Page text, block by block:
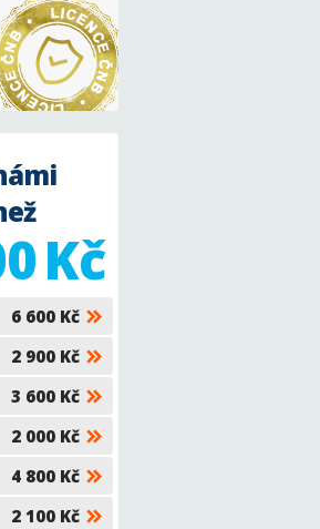
Kč
6 600 Kč
2 900 Kč
3 600 Kč
2 000 Kč
4 800 Kč
2 100 Kč